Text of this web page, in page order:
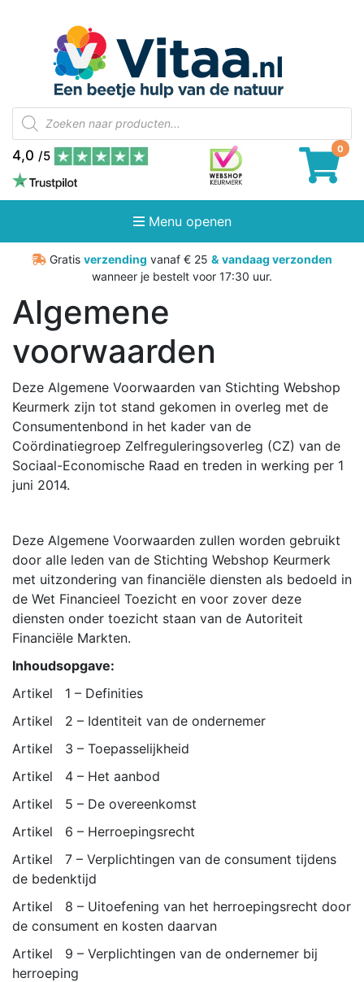
Producten
zoeken
4,0 /5
Menu openen
Gratis verzending vanaf € 25 & vandaag verzonden
wanneer je bestelt voor 17:30 uur.
Algemene
voorwaarden
Deze Algemene Voorwaarden van Stichting Webshop
Keurmerk zijn tot stand gekomen in overleg met de
Consumentenbond in het kader van de
Coördinatiegroep Zelfreguleringsoverleg (CZ) van de
Sociaal-Economische Raad en treden in werking per 1
juni 2014.
Deze Algemene Voorwaarden zullen worden gebruikt
door alle leden van de Stichting Webshop Keurmerk
met uitzondering van financiële diensten als bedoeld in
de Wet Financieel Toezicht en voor zover deze
diensten onder toezicht staan van de Autoriteit
Financiële Markten.
Inhoudsopgave:
Artikel 1 – Definities
Artikel 2 – Identiteit van de ondernemer
Artikel 3 – Toepasselijkheid
Artikel 4 – Het aanbod
Artikel 5 – De overeenkomst
Artikel 6 – Herroepingsrecht
Artikel 7 – Verplichtingen van de consument tijdens
de bedenktijd
Artikel 8 – Uitoefening van het herroepingsrecht door
de consument en kosten daarvan
Artikel 9 – Verplichtingen van de ondernemer bij
herroeping